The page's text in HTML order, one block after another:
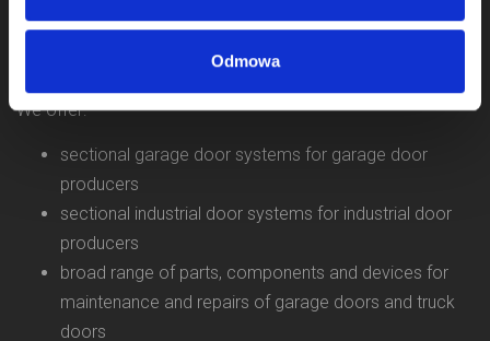
Odmowa
and we operate as KOMPONENTY DO BRAM Sp. z o.o.
We offer:
sectional garage door systems for garage door
producers
sectional industrial door systems for industrial door
producers
broad range of parts, components and devices for
maintenance and repairs of garage doors and truck
doors